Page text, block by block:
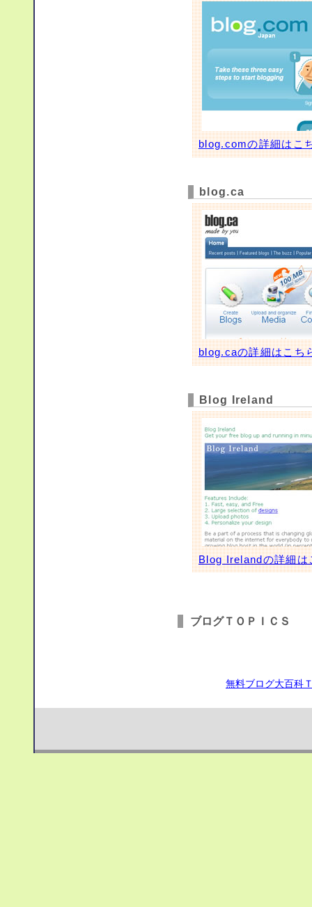
blog.comの詳細はこ
blog.ca
blog.caの詳細はこち
Blog Ireland
Blog Irelandの詳細は
ブログＴＯＰＩＣＳ
無料ブログ大百科